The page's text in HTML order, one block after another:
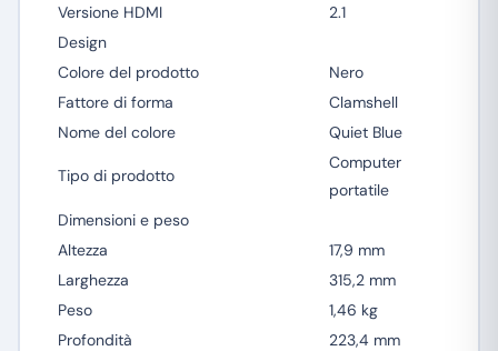
Versione HDMI
2.1
Design
Colore del prodotto
Nero
Fattore di forma
Clamshell
Nome del colore
Quiet Blue
Tipo di prodotto
Computer
portatile
Dimensioni e peso
Altezza
17,9 mm
Larghezza
315,2 mm
Peso
1,46 kg
Profondità
223,4 mm